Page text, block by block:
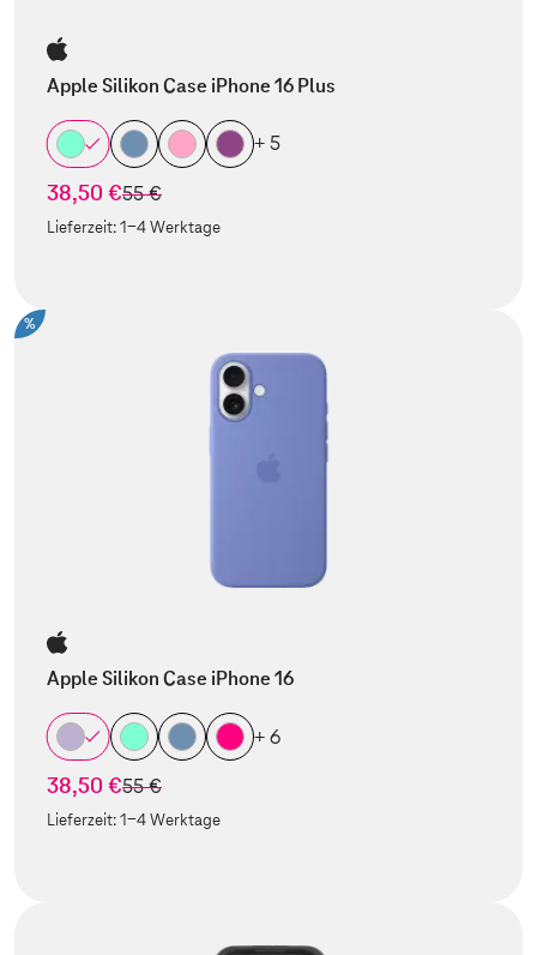
Apple Silikon Case iPhone 16 Plus
+ 5
38,50 €statt
55 €
Lieferzeit:1-4 Werktage
%
Apple Silikon Case iPhone 16
+ 6
38,50 €statt
55 €
Lieferzeit:1-4 Werktage